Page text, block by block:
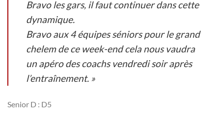
Bravo les gars, il faut continuer dans cette
dynamique.
Bravo aux 4 équipes séniors pour le grand
chelem de ce week-end cela nous vaudra
un apéro des coachs vendredi soir après
l’entraînement. »
Senior D : D5